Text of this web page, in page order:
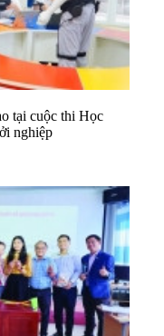
tại cuộc thi Học
nghiệp